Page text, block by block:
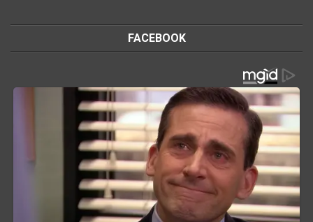
FACEBOOK